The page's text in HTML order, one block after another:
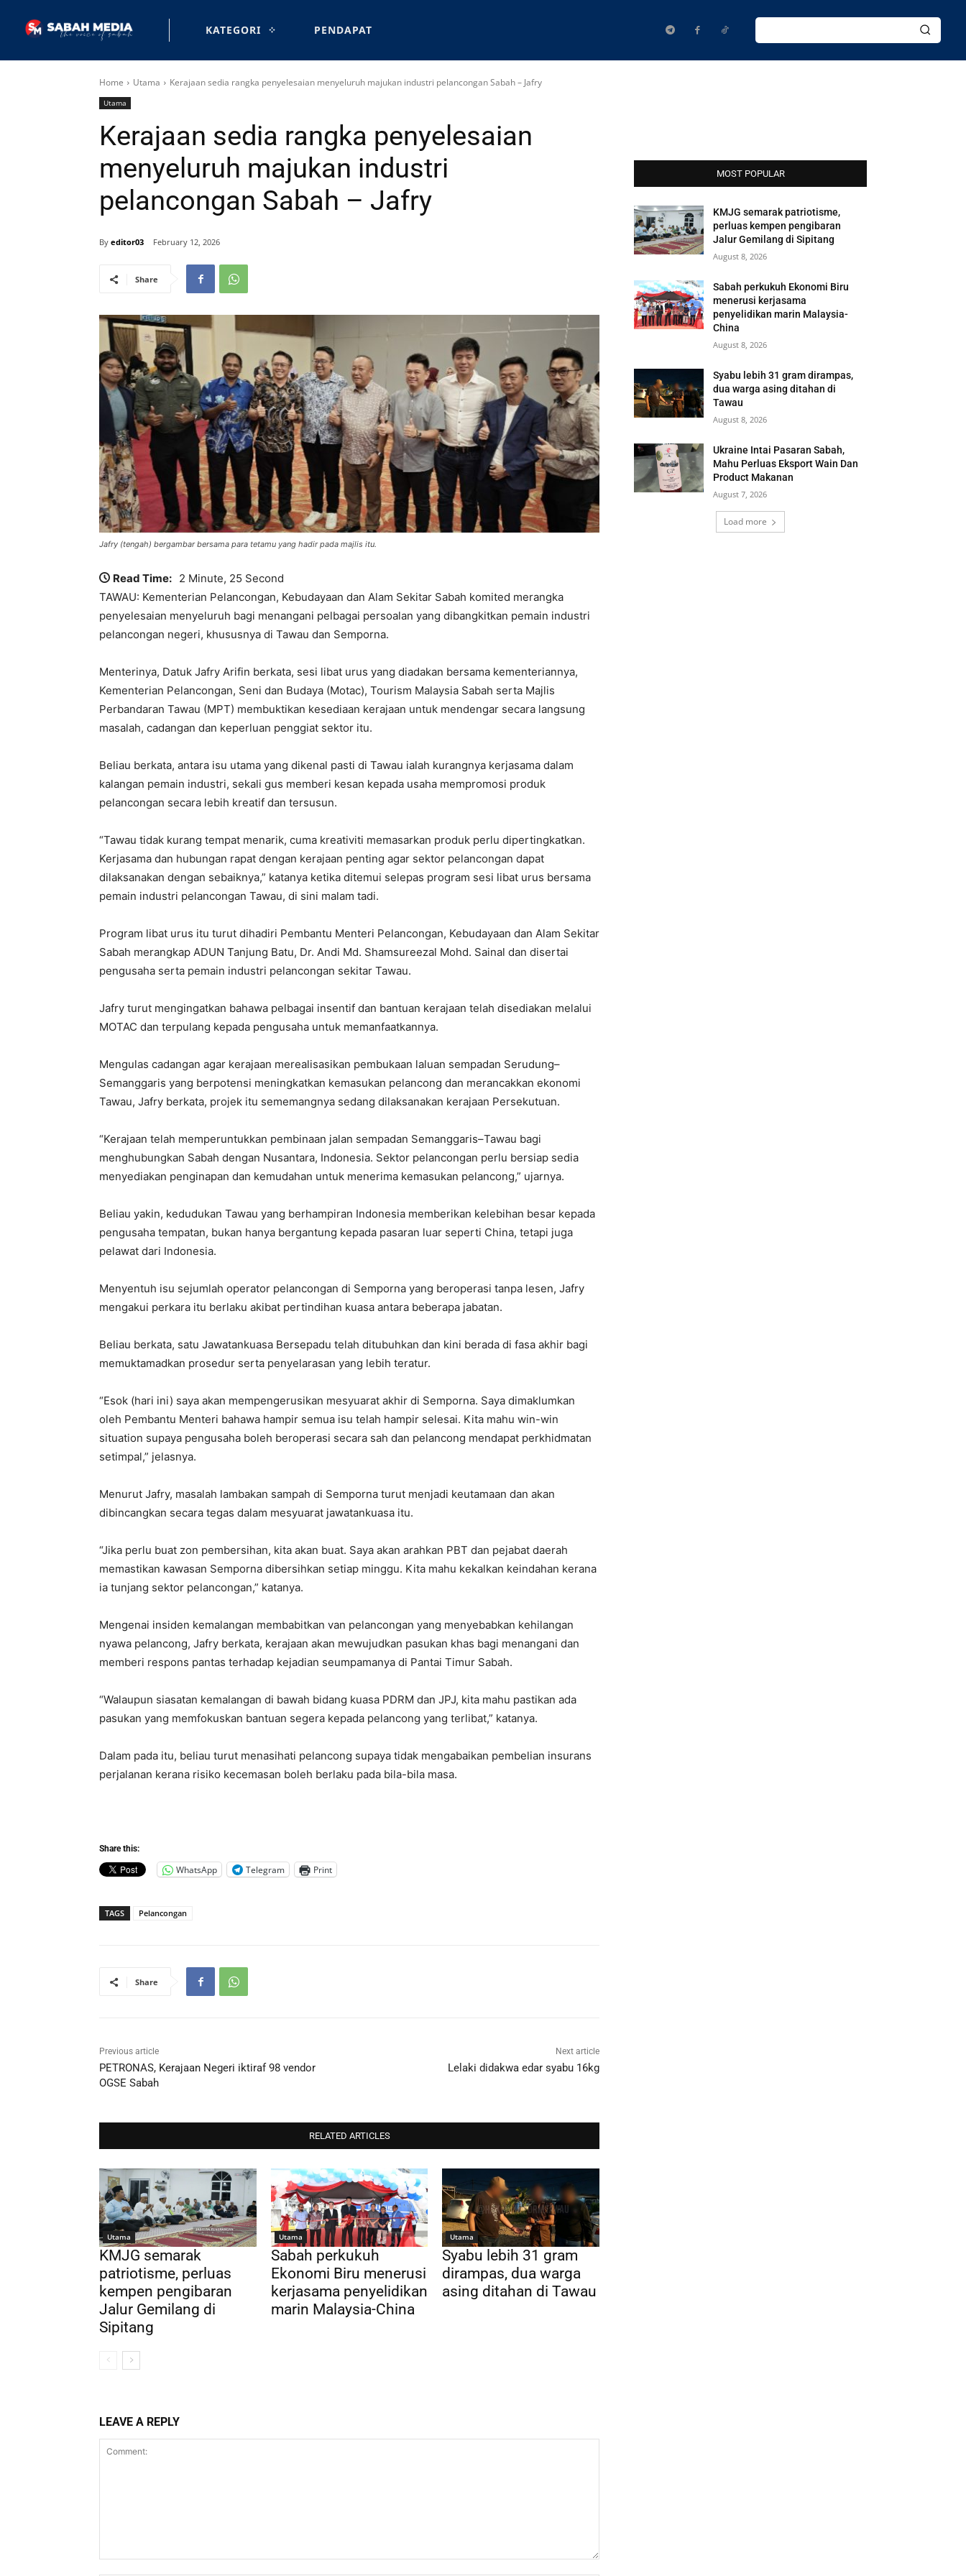
KATEGORI PENDAPAT
Home Utama Kerajaan sedia rangka penyelesaian menyeluruh majukan industri pelancongan Sabah – Jafry
Utama
Kerajaan sedia rangka penyelesaian
menyeluruh majukan industri
pelancongan Sabah – Jafry
By editor03 February 12, 2026
Share
Jafry (tengah) bergambar bersama para tetamu yang hadir pada majlis itu.
Read Time: 2 Minute, 25 Second
TAWAU: Kementerian Pelancongan, Kebudayaan dan Alam Sekitar Sabah komited merangka
penyelesaian menyeluruh bagi menangani pelbagai persoalan yang dibangkitkan pemain industri
pelancongan negeri, khususnya di Tawau dan Semporna.
Menterinya, Datuk Jafry Arifin berkata, sesi libat urus yang diadakan bersama kementeriannya,
Kementerian Pelancongan, Seni dan Budaya (Motac), Tourism Malaysia Sabah serta Majlis
Perbandaran Tawau (MPT) membuktikan kesediaan kerajaan untuk mendengar secara langsung
masalah, cadangan dan keperluan penggiat sektor itu.
Beliau berkata, antara isu utama yang dikenal pasti di Tawau ialah kurangnya kerjasama dalam
kalangan pemain industri, sekali gus memberi kesan kepada usaha mempromosi produk
pelancongan secara lebih kreatif dan tersusun.
“Tawau tidak kurang tempat menarik, cuma kreativiti memasarkan produk perlu dipertingkatkan.
Kerjasama dan hubungan rapat dengan kerajaan penting agar sektor pelancongan dapat
dilaksanakan dengan sebaiknya,” katanya ketika ditemui selepas program sesi libat urus bersama
pemain industri pelancongan Tawau, di sini malam tadi.
Program libat urus itu turut dihadiri Pembantu Menteri Pelancongan, Kebudayaan dan Alam Sekitar
Sabah merangkap ADUN Tanjung Batu, Dr. Andi Md. Shamsureezal Mohd. Sainal dan disertai
pengusaha serta pemain industri pelancongan sekitar Tawau.
Jafry turut mengingatkan bahawa pelbagai insentif dan bantuan kerajaan telah disediakan melalui
MOTAC dan terpulang kepada pengusaha untuk memanfaatkannya.
Mengulas cadangan agar kerajaan merealisasikan pembukaan laluan sempadan Serudung–
Semanggaris yang berpotensi meningkatkan kemasukan pelancong dan merancakkan ekonomi
Tawau, Jafry berkata, projek itu sememangnya sedang dilaksanakan kerajaan Persekutuan.
“Kerajaan telah memperuntukkan pembinaan jalan sempadan Semanggaris–Tawau bagi
menghubungkan Sabah dengan Nusantara, Indonesia. Sektor pelancongan perlu bersiap sedia
menyediakan penginapan dan kemudahan untuk menerima kemasukan pelancong,” ujarnya.
Beliau yakin, kedudukan Tawau yang berhampiran Indonesia memberikan kelebihan besar kepada
pengusaha tempatan, bukan hanya bergantung kepada pasaran luar seperti China, tetapi juga
pelawat dari Indonesia.
Menyentuh isu sejumlah operator pelancongan di Semporna yang beroperasi tanpa lesen, Jafry
mengakui perkara itu berlaku akibat pertindihan kuasa antara beberapa jabatan.
Beliau berkata, satu Jawatankuasa Bersepadu telah ditubuhkan dan kini berada di fasa akhir bagi
memuktamadkan prosedur serta penyelarasan yang lebih teratur.
“Esok (hari ini) saya akan mempengerusikan mesyuarat akhir di Semporna. Saya dimaklumkan
oleh Pembantu Menteri bahawa hampir semua isu telah hampir selesai. Kita mahu win-win
situation supaya pengusaha boleh beroperasi secara sah dan pelancong mendapat perkhidmatan
setimpal,” jelasnya.
Menurut Jafry, masalah lambakan sampah di Semporna turut menjadi keutamaan dan akan
dibincangkan secara tegas dalam mesyuarat jawatankuasa itu.
“Jika perlu buat zon pembersihan, kita akan buat. Saya akan arahkan PBT dan pejabat daerah
memastikan kawasan Semporna dibersihkan setiap minggu. Kita mahu kekalkan keindahan kerana
ia tunjang sektor pelancongan,” katanya.
Mengenai insiden kemalangan membabitkan van pelancongan yang menyebabkan kehilangan
nyawa pelancong, Jafry berkata, kerajaan akan mewujudkan pasukan khas bagi menangani dan
memberi respons pantas terhadap kejadian seumpamanya di Pantai Timur Sabah.
“Walaupun siasatan kemalangan di bawah bidang kuasa PDRM dan JPJ, kita mahu pastikan ada
pasukan yang memfokuskan bantuan segera kepada pelancong yang terlibat,” katanya.
Dalam pada itu, beliau turut menasihati pelancong supaya tidak mengabaikan pembelian insurans
perjalanan kerana risiko kecemasan boleh berlaku pada bila-bila masa.
Share this:
WhatsApp Telegram Print
TAGS Pelancongan
Share
Previous article
PETRONAS, Kerajaan Negeri iktiraf 98 vendor
OGSE Sabah
Next article
Lelaki didakwa edar syabu 16kg
RELATED ARTICLES
Utama
KMJG semarak
patriotisme, perluas
kempen pengibaran
Jalur Gemilang di
Sipitang
Utama
Sabah perkukuh
Ekonomi Biru menerusi
kerjasama penyelidikan
marin Malaysia-China
Utama
Syabu lebih 31 gram
dirampas, dua warga
asing ditahan di Tawau
LEAVE A REPLY
MOST POPULAR
KMJG semarak patriotisme,
perluas kempen pengibaran
Jalur Gemilang di Sipitang
August 8, 2026
Sabah perkukuh Ekonomi Biru
menerusi kerjasama
penyelidikan marin Malaysia-
China
August 8, 2026
Syabu lebih 31 gram dirampas,
dua warga asing ditahan di
Tawau
August 8, 2026
Ukraine Intai Pasaran Sabah,
Mahu Perluas Eksport Wain Dan
Product Makanan
August 7, 2026
Load more